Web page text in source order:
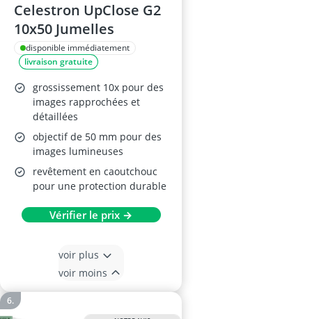
Celestron UpClose G2
10x50 Jumelles
disponible immédiatement
livraison gratuite
grossissement 10x pour des
images rapprochées et
détaillées
objectif de 50 mm pour des
images lumineuses
revêtement en caoutchouc
pour une protection durable
Vérifier le prix →
voir plus
voir moins